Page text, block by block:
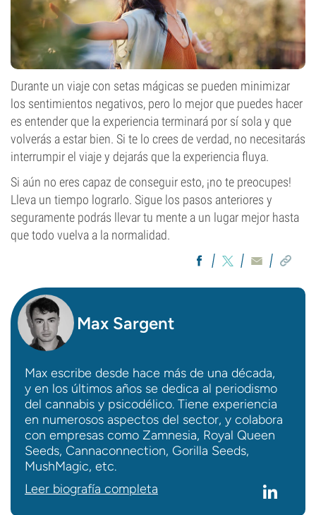
Durante un viaje con setas mágicas se pueden minimizar
los sentimientos negativos, pero lo mejor que puedes hacer
es entender que la experiencia terminará por sí sola y que
volverás a estar bien. Si te lo crees de verdad, no necesitarás
interrumpir el viaje y dejarás que la experiencia fluya.
Si aún no eres capaz de conseguir esto, ¡no te preocupes!
Lleva un tiempo lograrlo. Sigue los pasos anteriores y
seguramente podrás llevar tu mente a un lugar mejor hasta
que todo vuelva a la normalidad.
Max Sargent
Max escribe desde hace más de una década,
y en los últimos años se dedica al periodismo
del cannabis y psicodélico. Tiene experiencia
en numerosos aspectos del sector, y colabora
con empresas como Zamnesia, Royal Queen
Seeds, Cannaconnection, Gorilla Seeds,
MushMagic, etc.
Leer biografía completa